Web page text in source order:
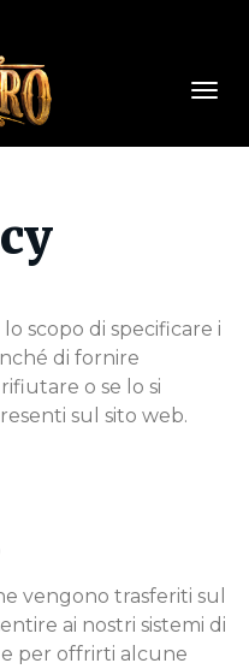
scopo di specificare i
di fornire
o se lo si
sul sito web.
vengono trasferiti sul
ai nostri sistemi di
per offrirti alcune